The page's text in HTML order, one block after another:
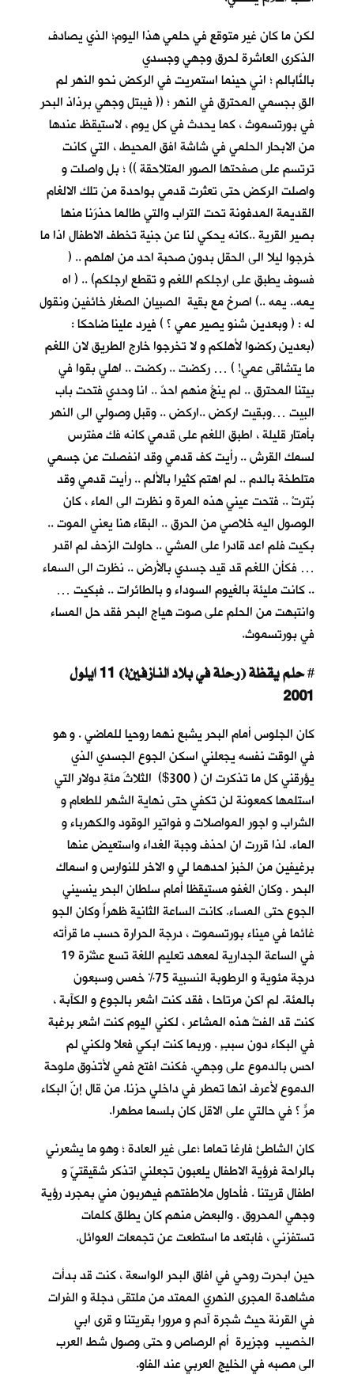
لكن ما كان غير متوقعٍ في حلمي هذا اليوم؛ الذي يصادف
الذكرى العاشرة لحرق وجهي وجسدي
بالنّابالم ؛ اني حينما استمريتُ في الركض نحو النهر لم
القِ بجسمي المحترق في النهر ؛ (( فيبتل وجهي برذاذ البحر
في بورتسموث ، كما يحدث في كل يوم ، لاستيقظ عندها
من الابحار الحلمي في شاشة افق المحيط ، التي كانت
ترتسم على صفحتها الصور المتلاحقة )) ؛ بل واصلت و
واصلت الركض حتى تعثرت قدمي بواحدة من تلك الالغام
القديمة المدفونة تحت التراب والتي طالما حذرَنا منها
بصير القرية ..كانه يحكي لنا عن جنية تخطف الاطفال اذا ما
خرجوا ليلا الى الحقل بدون صحبة احد من اهلهم .. (
فسوف يطبق على ارجلكم اللغم و تقطع ارجلكم) .. ( اه
يمه.. يمه ..) اصرخ مع بقية الصبيان الصغار خائفين ونقول
له : ( وبعدين شنو يصير عمي ؟ ) فيرد علينا ضاحكا :
(بعدين ركضوا لأهلكم و لا تخرجوا خارج الطريق لان اللغم
ما يتشاقى عمي! ) … ركضت .. ركضت .. اهلي بقوا في
بيتنا المحترق .. لم ينجُ منهم احدٌ .. انا وحدي فتحت باب
البيت …وبقيت اركض ..اركض .. وقبل وصولي الى النهر
بأمتار قليلة ، اطبق اللغم على قدمي كانه فك مفترس
لسمك القرش .. رأيت كف قدمي وقد انفصلت عن جسمي
متلطخة بالدم .. لم اهتم كثيرا بالألم .. رأيت قدمي وقد
بُترتْ .. فتحت عيني هذه المرة و نظرت الى الماء ، كان
الوصول اليه خلاصي من الحرق .. البقاء هنا يعني الموت ..
بكيت فلم اعد قادرا على المشي .. حاولت الزحف لم اقدر
… فكأن اللغم قد قيد جسدي بالأرض .. نظرت الى السماء
.. كانت مليئة بالغيوم السوداء و بالطائرات .. فبكيت …
وانتبهت من الحلم على صوت هياج البحر فقد حل المساء
في بورتسموث.
# حلم يقظة (رحلة في بلاد النازفين!) 11 ايلول
2001
كان الجلوس أمام البحر يشبع نهما روحيا للماضي . و هو
في الوقت نفسه يجعلني اسكن الجوع الجسدي الذي
يؤرقني كل ما تذكرت ان ( 300$) الثلاثَ مئةِ دولارٍ التي
استلمها كمعونة لن تكفي حتى نهاية الشهر للطعام و
الشراب و اجور المواصلات و فواتير الوقود والكهرباء و
الماء. لذا قررت ان احذف وجبة الغداء واستعيض عنها
برغيفين من الخبز احدهما لي و الاخر للنوارس و اسماك
البحر . وكان الغفو مستيقظا أمام سلطان البحر ينسيني
الجوع حتى المساء. كانت الساعة الثانية ظهراً وكان الجو
غائما في ميناء بورتسموت ، درجة الحرارة حسب ما قرأته
في الساعة الجدارية لمعهد تعليم اللغة تسع عشْرة 19
درجة مئوية و الرطوبة النسبية 75% خمس وسبعون
بالمئة. لم اكن مرتاحا ، فقد كنت اشعر بالجوع و الكآبة ،
كنت قد الفتُ هذه المشاعر ، لكني اليوم كنت اشعر برغبة
في البكاء دون سببٍ . وربما كنت ابكي فعلا ولكني لم
احس بالدموع على وجهي. فكنت افتح فمي لأتذوق ملوحة
الدموع لأعرف انها تمطر في داخلي حزنا. من قال إنّ البكاء
مرٌّ ؟ في حالتي على الاقل كان بلسما مطهرا.
كان الشاطئ فارغا تماما ؛على غير العادة ؛ وهو ما يشعرني
بالراحة فرؤية الاطفال يلعبون تجعلني اتذكر شقيقتيّ و
اطفال قريتنا . فأحاول ملاطفتهم فيهربون مني بمجرد رؤية
وجهي المحروق . والبعض منهم كان يطلق كلمات
تستفزني ، فابتعد ما استطعت عن تجمعات العوائل.
حين ابحرت روحي في افاق البحر الواسعة ، كنت قد بدأت
مشاهدة المجرى النهري الممتد من ملتقى دجلة و الفرات
في القرنة حيث شجرة آدم و مرورا بقريتنا و قرى ابي
الخصيب وجزيرة أم الرصاص و حتى وصول شط العرب
الى مصبه في الخليج العربي عند الفاو.